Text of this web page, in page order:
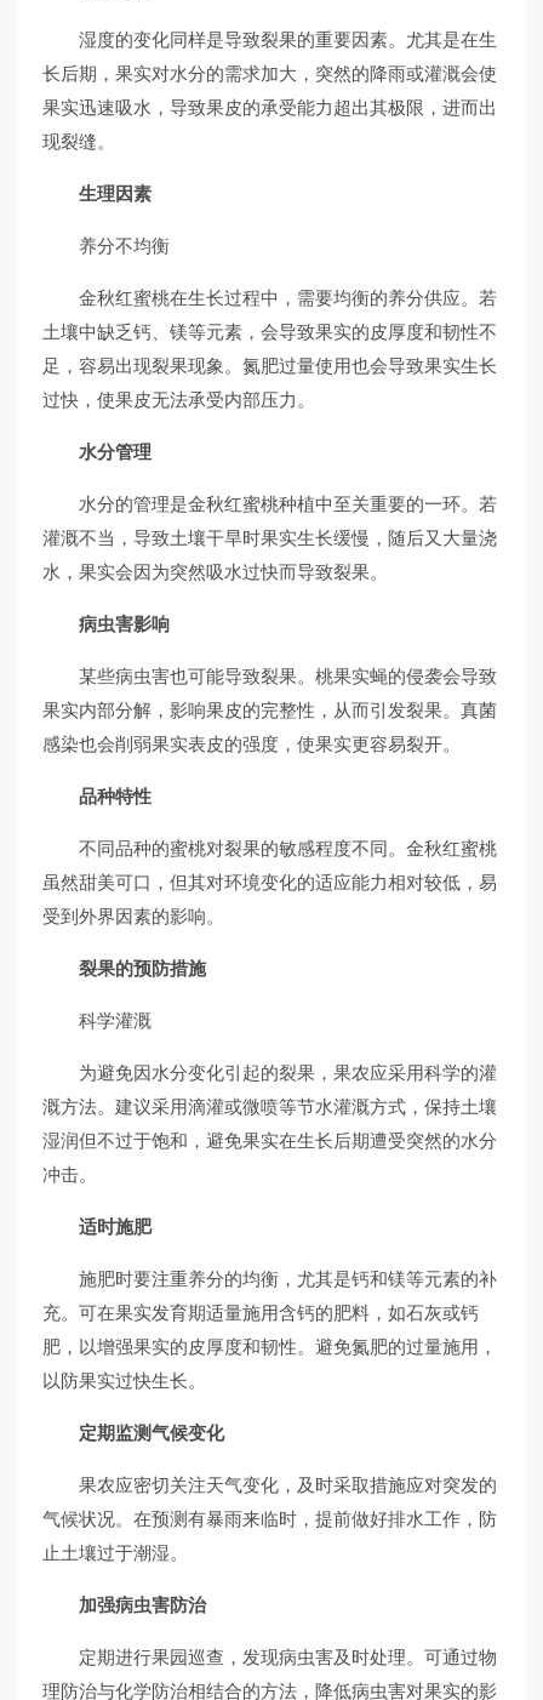
湿度的变化同样是导致裂果的重要因素。尤其是在生
长后期，果实对水分的需求加大，突然的降雨或灌溉会使
果实迅速吸水，导致果皮的承受能力超出其极限，进而出
现裂缝。
生理因素
养分不均衡
金秋红蜜桃在生长过程中，需要均衡的养分供应。若
土壤中缺乏钙、镁等元素，会导致果实的皮厚度和韧性不
足，容易出现裂果现象。氮肥过量使用也会导致果实生长
过快，使果皮无法承受内部压力。
水分管理
水分的管理是金秋红蜜桃种植中至关重要的一环。若
灌溉不当，导致土壤干旱时果实生长缓慢，随后又大量浇
水，果实会因为突然吸水过快而导致裂果。
病虫害影响
某些病虫害也可能导致裂果。桃果实蝇的侵袭会导致
果实内部分解，影响果皮的完整性，从而引发裂果。真菌
感染也会削弱果实表皮的强度，使果实更容易裂开。
品种特性
不同品种的蜜桃对裂果的敏感程度不同。金秋红蜜桃
虽然甜美可口，但其对环境变化的适应能力相对较低，易
受到外界因素的影响。
裂果的预防措施
科学灌溉
为避免因水分变化引起的裂果，果农应采用科学的灌
溉方法。建议采用滴灌或微喷等节水灌溉方式，保持土壤
湿润但不过于饱和，避免果实在生长后期遭受突然的水分
冲击。
适时施肥
施肥时要注重养分的均衡，尤其是钙和镁等元素的补
充。可在果实发育期适量施用含钙的肥料，如石灰或钙
肥，以增强果实的皮厚度和韧性。避免氮肥的过量施用，
以防果实过快生长。
定期监测气候变化
果农应密切关注天气变化，及时采取措施应对突发的
气候状况。在预测有暴雨来临时，提前做好排水工作，防
止土壤过于潮湿。
加强病虫害防治
定期进行果园巡查，发现病虫害及时处理。可通过物
理防治与化学防治相结合的方法，降低病虫害对果实的影